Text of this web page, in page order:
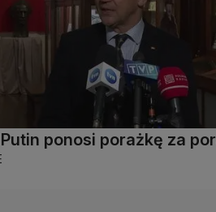
ponosi porażkę za